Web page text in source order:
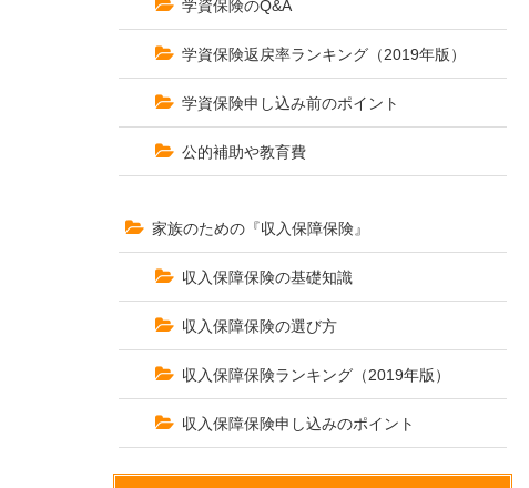
学資保険のQ&A
学資保険返戻率ランキング（2019年版）
学資保険申し込み前のポイント
公的補助や教育費
家族のための『収入保障保険』
収入保障保険の基礎知識
収入保障保険の選び方
収入保障保険ランキング（2019年版）
収入保障保険申し込みのポイント